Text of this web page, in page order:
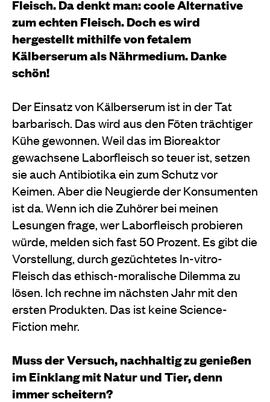
Fleisch. Da denkt man: coole Alternative
zum echten Fleisch. Doch es wird
hergestellt mithilfe von fetalem
Kälberserum als Nährmedium. Danke
schön!
Der Einsatz von Kälberserum ist in der Tat
barbarisch. Das wird aus den Föten trächtiger
Kühe gewonnen. Weil das im Bioreaktor
gewachsene Laborfleisch so teuer ist, setzen
sie auch Antibiotika ein zum Schutz vor
Keimen. Aber die Neugierde der Konsumenten
ist da. Wenn ich die Zuhörer bei meinen
Lesungen frage, wer Laborfleisch probieren
würde, melden sich fast 50 Prozent. Es gibt die
Vorstellung, durch gezüchtetes In-vitro-
Fleisch das ethisch-moralische Dilemma zu
lösen. Ich rechne im nächsten Jahr mit den
ersten Produkten. Das ist keine Science-
Fiction mehr.
Muss der Versuch, nachhaltig zu genießen
im Einklang mit Natur und Tier, denn
immer scheitern?